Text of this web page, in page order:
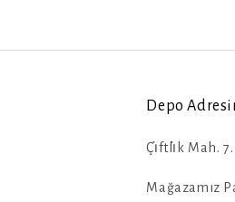
Depo
Çi̇ftli̇k Mah. 7.
Mağazamız